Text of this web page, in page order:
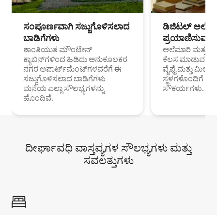
ಸಂಪೂರ್ಣವಾಗಿ ಸಜ್ಜುಗೊಳಿಸಲಾದ
ಬಾಡಿಗೆಗಳು
ಶಾಂತಿಯುತ ಮೌಂಟೇನ್
ಕ್ಯಾಬಿನ್‌ಗಳಿಂದ ಹಿಡಿದು ಅನುಕೂಲಕರ
ನಗರ ಅಪಾರ್ಟ್‌ಮೆಂಟ್‌ಗಳವರೆಗೆ ಈ
ಸಜ್ಜುಗೊಳಿಸಲಾದ ಬಾಡಿಗೆಗಳು
ಮನೆಯ ಎಲ್ಲಾ ಸೌಲಭ್ಯಗಳನ್ನು
ಹೊಂದಿವೆ.
ಡಿಜಿಟಲ್
ಪ್ರಯಾಣಿಸುವ
ಅಲೆಮಾರಿ ಮತ್ತು
ಕೆಲಸ ಮಾಡುವ
ವೈಫೈ ಮತ್ತು
ಸ್ಥಳಗಳೊಂದಿಗೆ
ಸೌಕರ್ಯಗಳು.
ದೀರ್ಘಾವಧಿ ವಾಸ್ತವ್ಯಗಳ ಸೌಲಭ್ಯಗಳು ಮತ್ತು
ಸವಲತ್ತುಗಳು